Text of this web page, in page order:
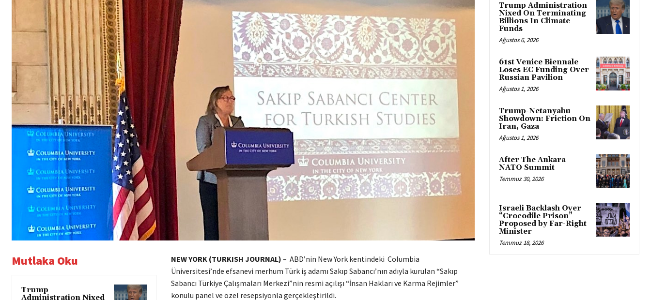
Mutlaka Oku
Trump
Administration Nixed
NEW YORK (TURKISH JOURNAL) – ABD’nin New York kentindeki Columbia
Üniversitesi’nde efsanevi merhum Türk iş adamı Sakıp Sabancı’nın adıyla kurulan “Sakıp
Sabancı Türkiye Çalışmaları Merkezi”nin resmi açılışı “İnsan Hakları ve Karma Rejimler”
konulu panel ve özel resepsiyonla gerçekleştirildi.
Trump Administration
Nixed On Terminating
Billions In Climate
Funds
Ağustos 6, 2026
61st Venice Biennale
Loses EC Funding Over
Russian Pavilion
Ağustos 1, 2026
Trump-Netanyahu
Showdown: Friction On
Iran, Gaza
Ağustos 1, 2026
After The Ankara
NATO Summit
Temmuz 30, 2026
Israeli Backlash Over
“Crocodile Prison”
Proposed by Far-Right
Minister
Temmuz 18, 2026